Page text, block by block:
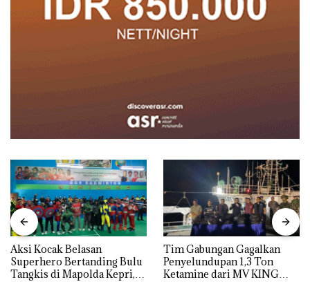
Aksi Kocak Belasan
Superhero Bertanding Bulu
Tangkis di Mapolda Kepri,
Tim Gabungan Gagalkan
Penyelundupan 1,3 Ton
Ketamine dari MV KING